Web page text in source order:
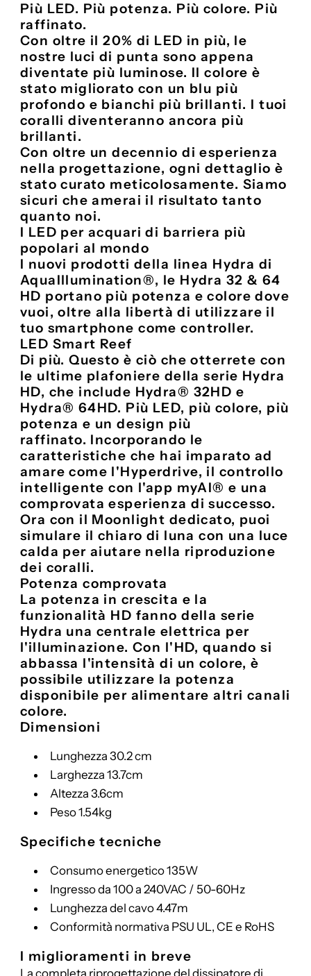
Più LED. Più potenza. Più colore. Più
raffinato.
Con oltre il 20% di LED in più, le
nostre luci di punta sono appena
diventate più luminose. Il colore è
stato migliorato con un blu più
profondo e bianchi più brillanti. I tuoi
coralli diventeranno ancora più
brillanti.
Con oltre un decennio di esperienza
nella progettazione, ogni dettaglio è
stato curato meticolosamente. Siamo
sicuri che amerai il risultato tanto
quanto noi.
I LED per acquari di barriera più
popolari al mondo
I nuovi prodotti della linea Hydra di
AquaIllumination®, le Hydra 32 & 64
HD portano più potenza e colore dove
vuoi, oltre alla libertà di utilizzare il
tuo smartphone come controller.
LED Smart Reef
Di più. Questo è ciò che otterrete con
le ultime plafoniere della serie Hydra
HD, che include Hydra® 32HD e
Hydra® 64HD. Più LED, più colore, più
potenza e un design più
raffinato. Incorporando le
caratteristiche che hai imparato ad
amare come l'Hyperdrive, il controllo
intelligente con l'app myAI® e una
comprovata esperienza di successo.
Ora con il Moonlight dedicato, puoi
simulare il chiaro di luna con una luce
calda per aiutare nella riproduzione
dei coralli.
Potenza comprovata
La potenza in crescita e la
funzionalità HD fanno della serie
Hydra una centrale elettrica per
l'illuminazione. Con l'HD, quando si
abbassa l'intensità di un colore, è
possibile utilizzare la potenza
disponibile per alimentare altri canali
colore.
Dimensioni
Lunghezza 30.2 cm
Larghezza 13.7cm
Altezza 3.6cm
Peso 1.54kg
Specifiche tecniche
Consumo energetico 135W
Ingresso da 100 a 240VAC / 50-60Hz
Lunghezza del cavo 4.47m
Conformità normativa PSU UL, CE e RoHS
I miglioramenti in breve